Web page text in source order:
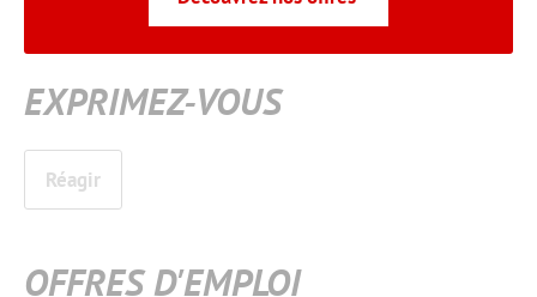
EXPRIMEZ-VOUS
Réagir
OFFRES D'EMPLOI